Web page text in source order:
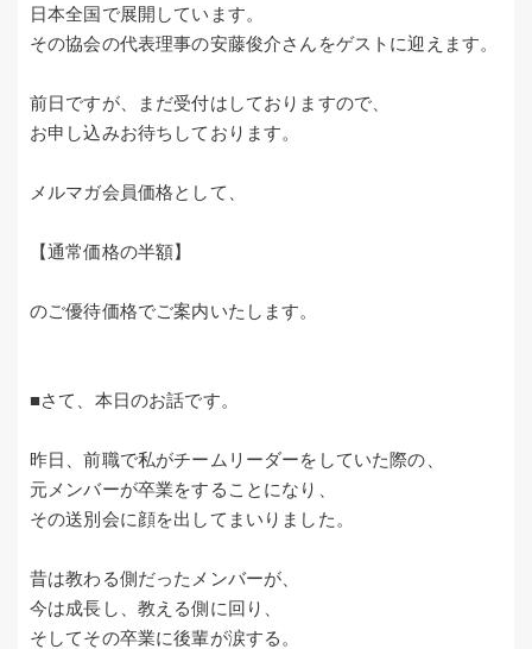
日本全国で展開しています。
その協会の代表理事の安藤俊介さんをゲストに迎えます。
前日ですが、まだ受付はしておりますので、
お申し込みお待ちしております。
メルマガ会員価格として、
【通常価格の半額】
のご優待価格でご案内いたします。
■さて、本日のお話です。
昨日、前職で私がチームリーダーをしていた際の、
元メンバーが卒業をすることになり、
その送別会に顔を出してまいりました。
昔は教わる側だったメンバーが、
今は成長し、教える側に回り、
そしてその卒業に後輩が涙する。